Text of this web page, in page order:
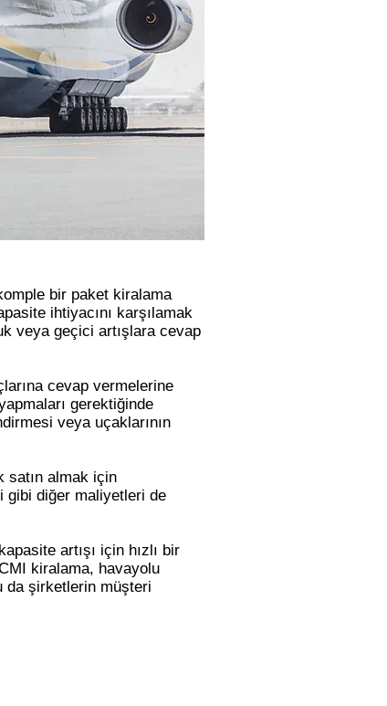
bir paket kiralama
ihtiyacını karşılamak
veya geçici artışlara cevap
cevap vermelerine
gerektiğinde
veya uçaklarının
satın almak için
gibi diğer maliyetleri de
artışı için hızlı bir
kiralama, havayolu
da şirketlerin müşteri